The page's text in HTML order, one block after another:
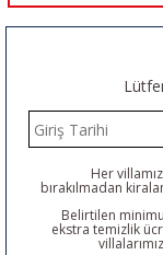
Her
bırakılmadan
Belirtilen
ekstra temizlik